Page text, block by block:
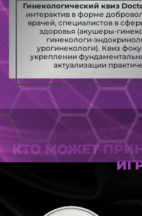
Гинекологический квиз
интерактив в форме
врачей, специалистов в
здоровья
урогинекологи). Квиз
укреплении
актуализации
КТО МОЖЕТ